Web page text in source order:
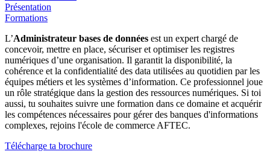
Présentation
Formations
L’Administrateur bases de données est un expert chargé de
concevoir, mettre en place, sécuriser et optimiser les registres
numériques d’une organisation. Il garantit la disponibilité, la
cohérence et la confidentialité des data utilisées au quotidien par les
équipes métiers et les systèmes d’information. Ce professionnel joue
un rôle stratégique dans la gestion des ressources numériques. Si toi
aussi, tu souhaites suivre une formation dans ce domaine et acquérir
les compétences nécessaires pour gérer des banques d'informations
complexes, rejoins l'école de commerce AFTEC.
Télécharge ta brochure